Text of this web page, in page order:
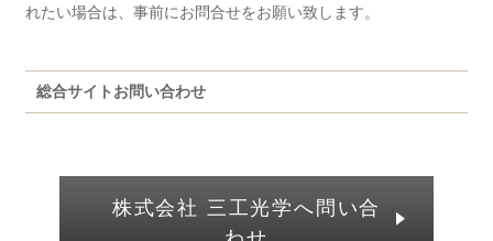
れたい場合は、事前にお問合せをお願い致します。
総合サイトお問い合わせ
株式会社 三工光学へ問い合